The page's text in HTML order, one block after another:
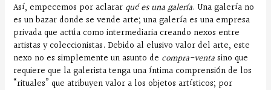
Así, empecemos por aclarar qué es una galería. Una galería no
es un bazar donde se vende arte; una galería es una empresa
privada que actúa como intermediaria creando nexos entre
artistas y coleccionistas. Debido al elusivo valor del arte, este
nexo no es simplemente un asunto de compra-ventasino que
requiere que la galerista tenga una íntima comprensión de los
“rituales” que atribuyen valor a los objetos artísticos; por